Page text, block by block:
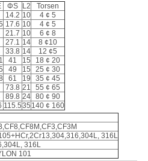
ΦS L2
Torsen
14.2 10
4 ¢ 5
17.6 10
4 ¢ 5
21.7 10
6 ¢ 8
27.1 14
8 ¢10
33.8 14
12 ¢5
41 15
18 ¢ 20
49 15
25 ¢ 30
61 19
35 ¢ 45
73.8 21
55 ¢ 65
89.8 24 80 ¢ 90
115.535 140 ¢ 160
316L
316L
101